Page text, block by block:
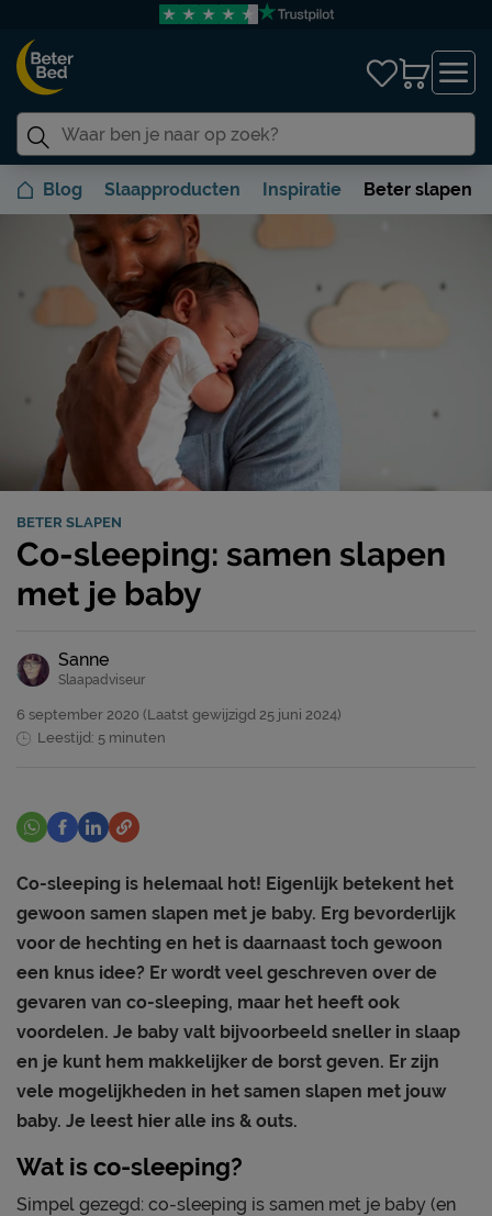
Blog Slaapproducten Inspiratie Beter slapen
BETER SLAPEN
Co-sleeping: samen slapen
met je baby
Sanne
Slaapadviseur
6 september 2020 (Laatst gewijzigd 25 juni 2024)
Leestijd: 5 minuten
Co-sleeping is helemaal hot! Eigenlijk betekent het
gewoon samen slapen met je baby. Erg bevorderlijk
voor de hechting en het is daarnaast toch gewoon
een knus idee? Er wordt veel geschreven over de
gevaren van co-sleeping, maar het heeft ook
voordelen. Je baby valt bijvoorbeeld sneller in slaap
en je kunt hem makkelijker de borst geven. Er zijn
vele mogelijkheden in het samen slapen met jouw
baby. Je leest hier alle ins & outs.
Wat is co-sleeping?
Simpel gezegd: co-sleeping is samen met je baby (en